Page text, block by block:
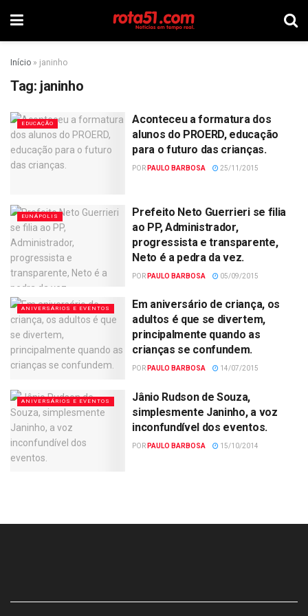
Início » janinho
Tag: janinho
EDUCAÇÃO
Aconteceu a formatura dos
alunos do PROERD, educação
para o futuro das crianças.
POR PAULO BARBOSA 25/11/2015
EUNÁPOLIS
Prefeito Neto Guerrieri se filia
ao PP, Administrador,
progressista e transparente,
Neto é a pedra da vez.
POR PAULO BARBOSA 05/09/2015
ANIVERSÁRIOS E EVENTOS
Em aniversário de criança, os
adultos é que se divertem,
principalmente quando as
crianças se confundem.
POR PAULO BARBOSA 14/07/2015
ANIVERSÁRIOS E EVENTOS
Jânio Rudson de Souza,
simplesmente Janinho, a voz
inconfundível dos eventos.
POR PAULO BARBOSA 15/10/2014